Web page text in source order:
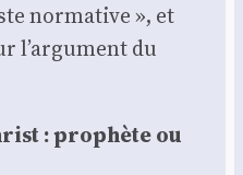
nor­ma­tive », et
l’argument du
: pro­phète ou